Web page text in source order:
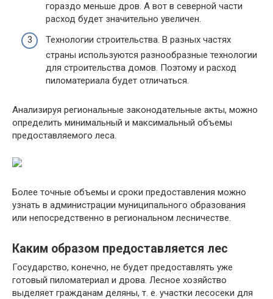
гораздо меньше дров. А вот в северной части
расход будет значительно увеличен.
Технологии строительства. В разных частях
страны используются разнообразные технологии
для строительства домов. Поэтому и расход
пиломатериала будет отличаться.
Анализируя региональные законодательные акты, можно
определить минимальный и максимальный объемы
предоставляемого леса.
Более точные объемы и сроки предоставления можно
узнать в администрации муниципального образования
или непосредственно в региональном лесничестве.
Каким образом предоставляется лес
Государство, конечно, не будет предоставлять уже
готовый пиломатериал и дрова. Лесное хозяйство
выделяет гражданам деляны, т. е. участки лесосеки для